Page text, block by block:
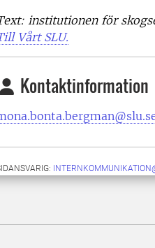
institutionen för
Vårt SLU.
Kontaktinformation